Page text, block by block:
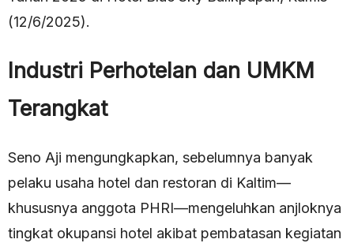
(12/6/2025).
Industri Perhotelan dan UMKM
Terangkat
Seno Aji mengungkapkan, sebelumnya banyak
pelaku usaha hotel dan restoran di Kaltim—
khususnya anggota PHRI—mengeluhkan anjloknya
tingkat okupansi hotel akibat pembatasan kegiatan